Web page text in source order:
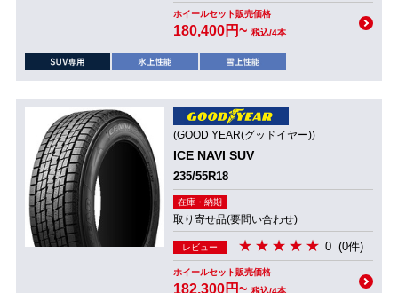
ホイールセット販売価格
180,400円~ 税込/4本
(GOOD YEAR(グッドイヤー))
ICE NAVI SUV
235/55R18
在庫・納期
取り寄せ品(要問い合わせ)
レビュー 0 (0件)
ホイールセット販売価格
182,300円~ 税込/4本